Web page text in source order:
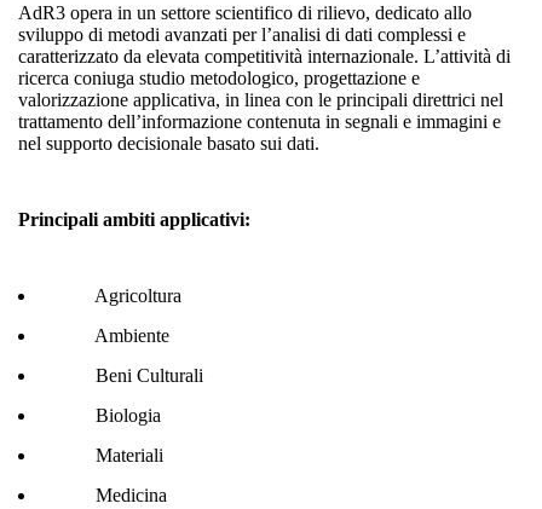
AdR3 opera in un settore scientifico di rilievo, dedicato allo
sviluppo di metodi avanzati per l’analisi di dati complessi e
caratterizzato da elevata competitività internazionale. L’attività di
ricerca coniuga studio metodologico, progettazione e
valorizzazione applicativa, in linea con le principali direttrici nel
trattamento dell’informazione contenuta in segnali e immagini e
nel supporto decisionale basato sui dati.
Principali ambiti applicativi:
Agricoltura
Ambiente
Beni Culturali
Biologia
Materiali
Medicina